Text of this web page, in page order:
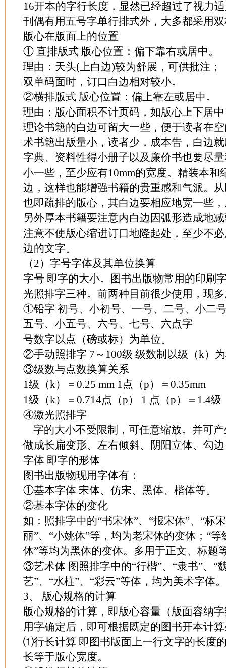
16开本的字行长度，显然已经超过了视力
刊偶有用五号字单行排式外，大多都采用
版心在版面上的位置
① 直排版式 版心位置：偏下靠右或居中。
理由：天头(上白边)较为舒展，可供批注；
双单码面时，订口白边相对较小。
②横排版式 版心位置：偏上靠左或居中。
理由：版心面积不计页码，如版心上下居
理论书籍的白边可留大一些，便于读者在
术书籍出版量小，读者少，成本告，白边
字典、资料性得小册子以及廉价书也要尽
小一些，至少应有10mm的宽度。精装本和
边，这样也能增强书籍的贵重感和气派。
也即疏排的版心，其白边要相应地宽一些
另外厚本书籍要注意内白边因弧形造成地
注意不使版心缩进订口地隆起处，至少不
边的文字。
（2）字号字体及其单位换算
字号 即字的大小。图书出版物常用的印刷
光照排字三种。前两种目前很少使用，现
①铅字 初号、小初号、一号、二号、小二
五号、小五号、六号、七号、六点字
号数字以点（磅或标）为单位。
②手动照排字 7～100级 级数制以级（k）
③级数与点数换算关系
1级（k）＝0.25 mm 1点（p）＝0.35mm
1级（k）＝0.714点（p） 1 点（p）＝1.4级
④激光照排字
字的大小不受限制，可任意缩放。并可
做成长扁变形、左右倾斜、阴阳立体、勾
字体 即字的形体
图书出版物现用字体有：
①基本字体 宋体、仿宋、黑体、楷体等。
②基本字体的变化
如：照排字中的“书宋体”、“报宋体”、“标
丽”、“小姚体”等，均为老宋体的变体；“等
体”等均为黑体的变体。多用于正文、标题
③艺术体 图照排字中的“行楷”、“隶书”、“
艺”、“水柱”、“彩云”等体，均为美术字体
3、 版心规格的计算
版心规格的计算，即版心容量（版面容纳
用字确定后，即可根据既定的图书开本计
⑴行长计算 即图书版面上一行文字的长度
长等于版心宽度。